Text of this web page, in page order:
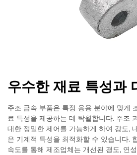
우수한 재료 특성과
주조 금속 부품은 특정 응용 분야에 맞게
료 특성을 제공하는 데 탁월합니다. 주조
대한 정밀한 제어를 가능하게 하여 강도,
은 기계적 특성을 최적화할 수 있습니다.
속도를 통해 제조업체는 개선된 경도, 연